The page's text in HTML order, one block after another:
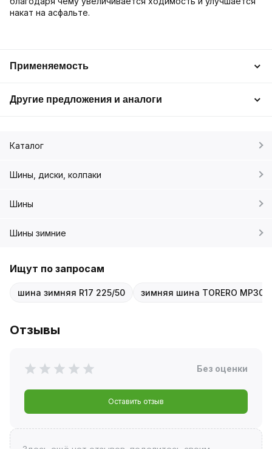
накат на асфальте.
Применяемость
Другие предложения и аналоги
Каталог
Шины, диски, колпаки
Шины
Шины зимние
Ищут по запросам
шина зимняя R17 225/50 зимняя шина TORERO MP30
Отзывы
Без оценки
Оставить отзыв